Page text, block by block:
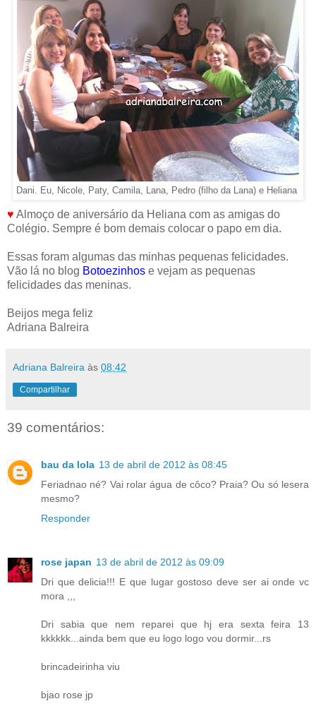
Dani. Eu, Nicole, Paty, Camila, Lana, Pedro (filho da Lana) e Heliana
♥ Almoço de aniversário da Heliana com as amigas do
Colégio. Sempre é bom demais colocar o papo em dia.
Essas foram algumas das minhas pequenas felicidades.
Vão lá no blog Botoezinhos e vejam as pequenas
felicidades das meninas.
Beijos mega feliz
Adriana Balreira
Adriana Balreira às 08:42
Compartilhar
39 comentários:
bau da lola 13 de abril de 2012 às 08:45
Feriadnao né? Vai rolar água de côco? Praia? Ou só lesera
mesmo?
Responder
rose japan 13 de abril de 2012 às 09:09
Dri que delicia!!! E que lugar gostoso deve ser ai onde vc
mora ,,,
Dri sabia que nem reparei que hj era sexta feira 13
kkkkkk...ainda bem que eu logo logo vou dormir...rs
brincadeirinha viu
bjao rose jp